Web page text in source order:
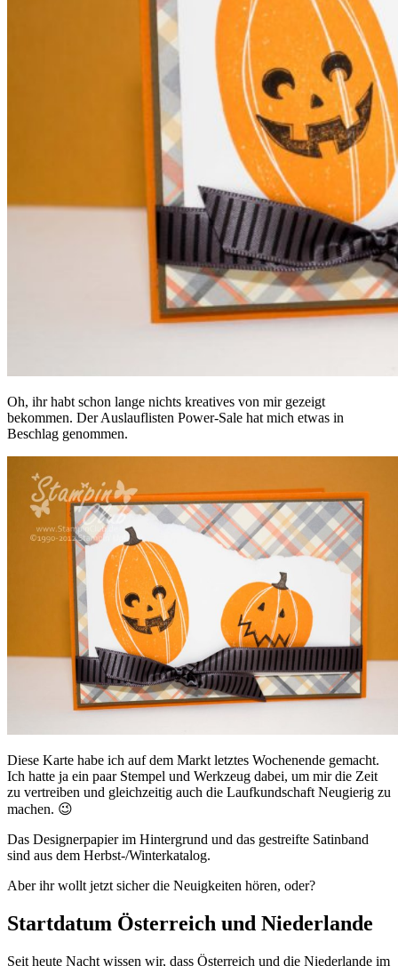
Oh, ihr habt schon lange nichts kreatives von mir gezeigt
bekommen. Der Auslauflisten Power-Sale hat mich etwas in
Beschlag genommen.
Diese Karte habe ich auf dem Markt letztes Wochenende gemacht.
Ich hatte ja ein paar Stempel und Werkzeug dabei, um mir die Zeit
zu vertreiben und gleichzeitig auch die Laufkundschaft Neugierig zu
machen. 😉
Das Designerpapier im Hintergrund und das gestreifte Satinband
sind aus dem Herbst-/Winterkatalog.
Aber ihr wollt jetzt sicher die Neuigkeiten hören, oder?
Startdatum Österreich und Niederlande
Seit heute Nacht wissen wir, dass Österreich und die Niederlande im